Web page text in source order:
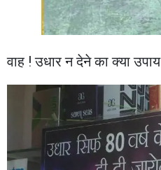
वाह ! उधार न देने का क्या